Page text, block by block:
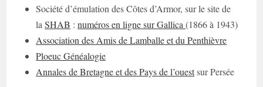
Société d’émulation des Côtes d’Armor, sur le site de
laSHAB :numéros en ligne sur Gallica(1866 à 1943)
Association des Amis de Lamballe et du Penthièvre
Ploeuc Généalogie
Annales de Bretagne et des Pays de l’ouestsur Persée